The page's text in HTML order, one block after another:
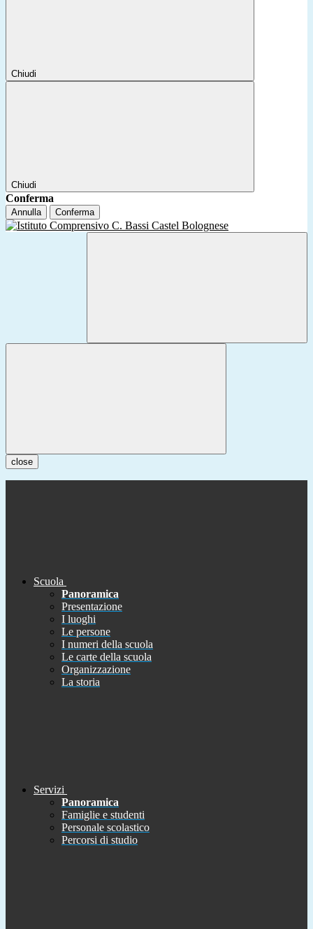
Chiudi
Chiudi
Conferma
Annulla Conferma
close
Scuola
Panoramica
Presentazione
I luoghi
Le persone
I numeri della scuola
Le carte della scuola
Organizzazione
La storia
Servizi
Panoramica
Famiglie e studenti
Personale scolastico
Percorsi di studio